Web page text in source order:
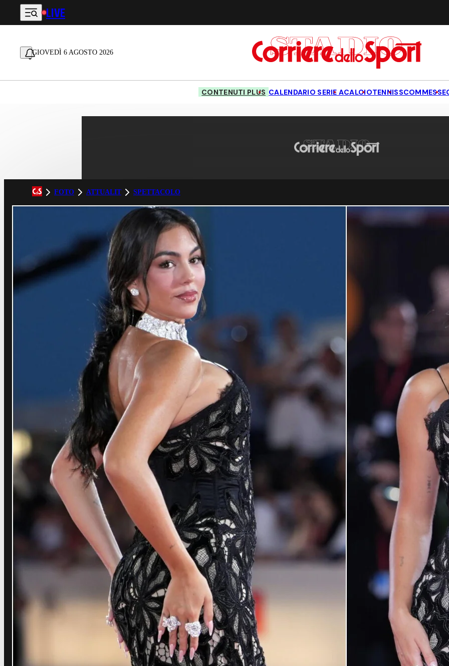
Vai al contenuto principale
LIVE
GIOVEDÌ 6 AGOSTO 2026
CONTENUTI PLUS CALENDARIO SERIE ACALCIOTENNISSCOMMESSE
FOTO ATTUALIT SPETTACOLO